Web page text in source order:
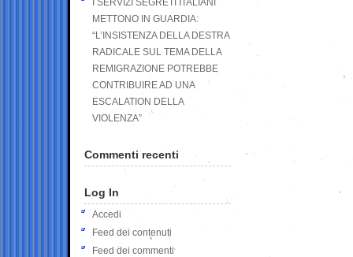
I SERVIZI SEGRETI ITALIANI
METTONO IN GUARDIA:
“L’INSISTENZA DELLA DESTRA
RADICALE SUL TEMA DELLA
REMIGRAZIONE POTREBBE
CONTRIBUIRE AD UNA
ESCALATION DELLA
VIOLENZA”
Commenti recenti
Log In
Accedi
Feed dei contenuti
Feed dei commenti